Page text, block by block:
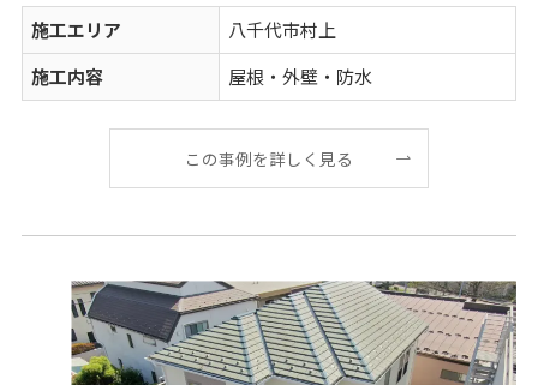
施工エリア
八千代市村上
施工内容
屋根・外壁・防水
この事例を詳しく見る